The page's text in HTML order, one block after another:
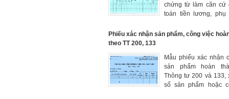
chứng từ làm căn cứ
toán tiền lương, phụ
tiền lương cho người
Phiếu xác nhận sản phẩm, công việc
theo TT 200, 133
Mẫu phiếu xác nhận
sản phẩm hoàn
Thông tư 200 và 133,
số sản phẩm hoặc